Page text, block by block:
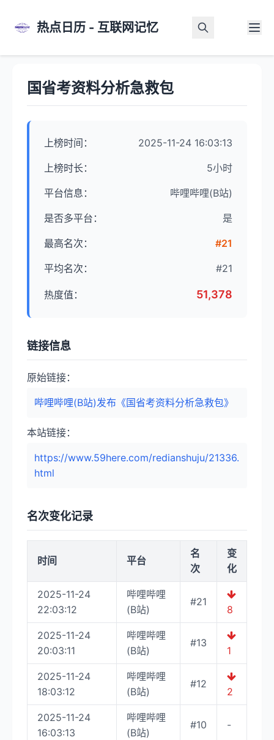
热点日历 - 互联网记忆
国省考资料分析急救包
上榜时间： 2025-11-24 16:03:13
上榜时长： 5小时
平台信息： 哔哩哔哩(B站)
是否多平台： 是
最高名次： #21
平均名次： #21
热度值： 51,378
链接信息
原始链接：
哔哩哔哩(B站)发布《国省考资料分析急救包》
本站链接：
https://www.59here.com/redianshuju/21336.
html
名次变化记录
时间 平台
名
次
变
化
2025-11-24
22:03:12
哔哩哔哩
(B站)
#21
8
2025-11-24
20:03:11
哔哩哔哩
(B站)
#13
1
2025-11-24
18:03:12
哔哩哔哩
(B站)
#12
2
2025-11-24
16:03:13
哔哩哔哩
(B站)
#10 -